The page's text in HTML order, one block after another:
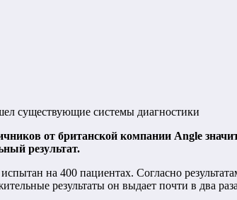
существующие системы диагностики
от британской компании Angle
результат.
на 400 пациентах. Согласно
результаты он выдает почти в два